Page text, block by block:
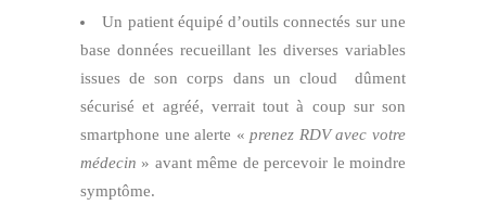
Un patient équipé d’outils connectés sur une
base données recueillant les diverses variables
issues de son corps dans un cloud dûment
sécurisé et agréé, verrait tout à coup sur son
smartphone une alerte «prenez RDV avec votre
médecin » avant même de percevoir le moindre
symptôme.